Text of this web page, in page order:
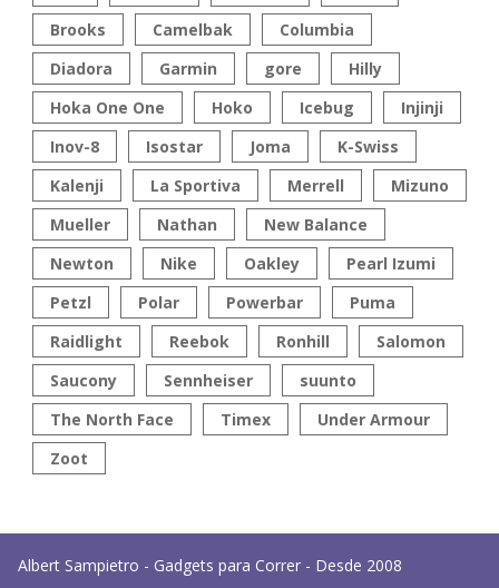
Brooks
Camelbak
Columbia
Diadora
Garmin gore
Hilly
Hoka One One
Hoko Icebug
Injinji
Inov-8
Isostar Joma
K-Swiss
Kalenji
La Sportiva Merrell
Mizuno
Mueller
Nathan
New Balance
Newton
Nike Oakley
Pearl Izumi
Petzl
Polar Powerbar
Puma
Raidlight
Reebok Ronhill
Salomon
Saucony
Sennheiser
suunto
The North Face
Timex
Under Armour
Zoot
Albert Sampietro - Gadgets para Correr - Desde 2008